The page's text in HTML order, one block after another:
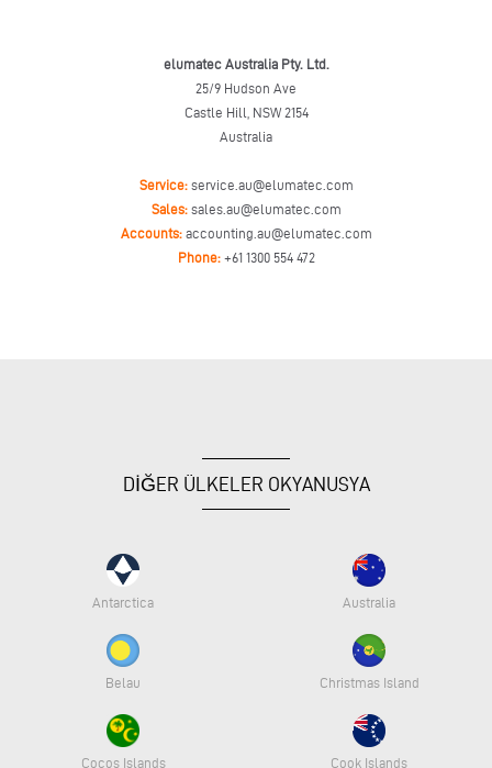
elumatec Australia Pty. Ltd.
25/9 Hudson Ave
Castle Hill, NSW 2154
Australia
Service: service.au@elumatec.com
Sales: sales.au@elumatec.com
Accounts: accounting.au@elumatec.com
Phone: +61 1300 554 472
DİĞER ÜLKELER OKYANUSYA
Antarctica Australia
Belau Christmas Island
Cocos Islands Cook Islands